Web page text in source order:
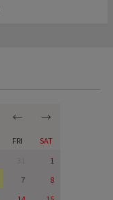
← →
FRI
SAT
1
7
8